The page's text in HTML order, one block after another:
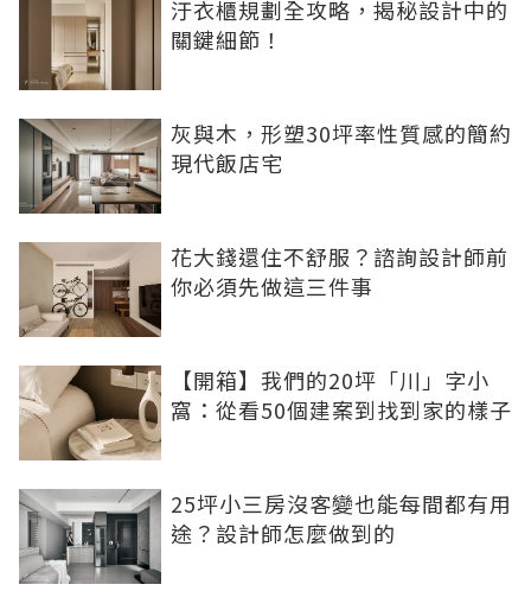
汙衣櫃規劃全攻略，揭秘設計中的
關鍵細節！
灰與木，形塑30坪率性質感的簡約
現代飯店宅
花大錢還住不舒服？諮詢設計師前
你必須先做這三件事
【開箱】我們的20坪「川」字小
窩：從看50個建案到找到家的樣子
25坪小三房沒客變也能每間都有用
途？設計師怎麼做到的